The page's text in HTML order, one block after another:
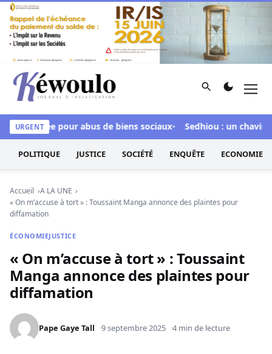
Aller au contenu
Kéwoulo, le premier site d'information et d'investigation
Rechercher
URGENTpour abus de biens sociaux Sedhiou : un
POLITIQUE JUSTICE SOCIÉTÉ ENQUÊTE ECONOMIE
Accueil
A LA UNE
« On m’accuse à tort » : Toussaint Manga annonce des plaintes pour
diffamation
ÉCONOMIEJUSTICE
« On m’accuse à tort » : Toussaint
Manga annonce des plaintes pour
diffamation
Pape Gaye Tall 9 septembre 2025 4 min de lecture